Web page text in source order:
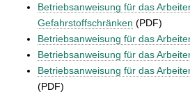
Betriebsanweisung für das
Gefahrstoffschränken (PDF)
Betriebsanweisung für das
Betriebsanweisung für das
Betriebsanweisung für das
(PDF)